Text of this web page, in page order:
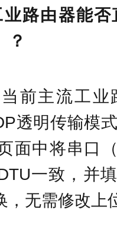
路由器能
？
前主流工业
透明传输模
面中将串口
一致，并
，无需修改上